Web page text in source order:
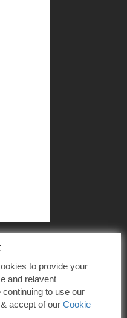
to provide your
and relavent
to use our
accept of our Cookie